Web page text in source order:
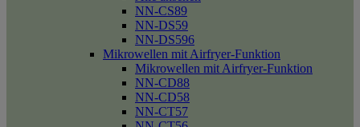
NN-CS89
NN-DS59
NN-DS596
Mikrowellen mit Airfryer-Funktion
Mikrowellen mit Airfryer-Funktion
NN-CD88
NN-CD58
NN-CT57